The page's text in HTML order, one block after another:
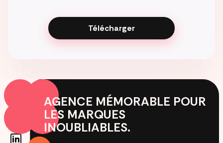
AGENCE MÉMORABLE POUR
LES MARQUES
INOUBLIABLES.